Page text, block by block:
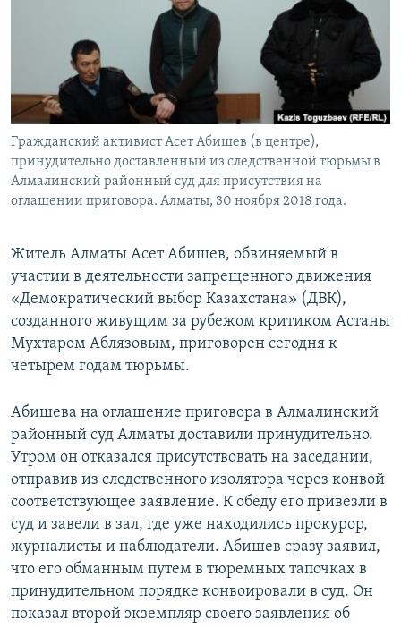
Гражданский активист Асет Абишев (в центре),
принудительно доставленный из следственной тюрьмы в
Алмалинский районный суд для присутствия на
оглашении приговора. Алматы, 30 ноября 2018 года.
Житель Алматы Асет Абишев, обвиняемый в
участии в деятельности запрещенного движения
«Демократический выбор Казахстана» (ДВК),
созданного живущим за рубежом критиком Астаны
Мухтаром Аблязовым, приговорен сегодня к
четырем годам тюрьмы.
Абишева на оглашение приговора в Алмалинский
районный суд Алматы доставили принудительно.
Утром он отказался присутствовать на заседании,
отправив из следственного изолятора через конвой
соответствующее заявление. К обеду его привезли в
суд и завели в зал, где уже находились прокурор,
журналисты и наблюдатели. Абишев сразу заявил,
что его обманным путем в тюремных тапочках в
принудительном порядке конвоировали в суд. Он
показал второй экземпляр своего заявления об